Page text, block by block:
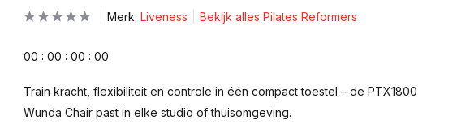
Merk: Liveness Bekijk alles Pilates Reformers
00 : 00 : 00 : 00
Train kracht, flexibiliteit en controle in één compact toestel – de PTX1800
Wunda Chair past in elke studio of thuisomgeving.